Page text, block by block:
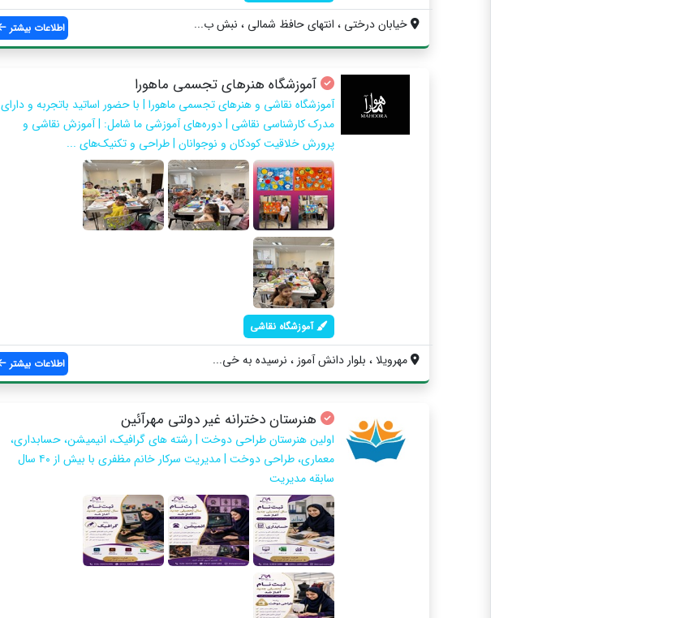
خیابان درختی ، انتهای حافظ شمالی ، نبش ب... اطلاعات بیشتر
آموزشگاه هنرهای تجسمی ماهورا
آموزشگاه نقاشی و هنرهای تجسمی ماهورا | با حضور اساتید باتجربه و دارای
مدرک کارشناسی نقاشی | دوره‌های آموزشی ما شامل: | آموزش نقاشی و
پرورش خلاقیت کودکان و نوجوانان | طراحی و تکنیک‌های ...
آموزشگاه نقاشی
مهرویلا ، بلوار دانش آموز ، نرسیده به خی... اطلاعات بیشتر
هنرستان دخترانه غیر دولتی مهرآئین
اولین هنرستان طراحی دوخت | رشته های گرافیک، انیمیشن، حسابداری،
معماری، طراحی دوخت | مدیریت سرکار خانم مظفری با بیش از ۴۰ سال
سابقه مدیریت